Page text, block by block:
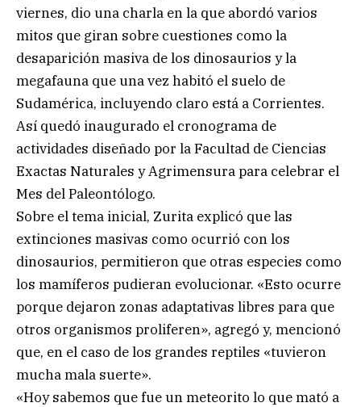
viernes, dio una charla en la que abordó varios
mitos que giran sobre cuestiones como la
desaparición masiva de los dinosaurios y la
megafauna que una vez habitó el suelo de
Sudamérica, incluyendo claro está a Corrientes.
Así quedó inaugurado el cronograma de
actividades diseñado por la Facultad de Ciencias
Exactas Naturales y Agrimensura para celebrar el
Mes del Paleontólogo.
Sobre el tema inicial, Zurita explicó que las
extinciones masivas como ocurrió con los
dinosaurios, permitieron que otras especies como
los mamíferos pudieran evolucionar. «Esto ocurre
porque dejaron zonas adaptativas libres para que
otros organismos proliferen», agregó y, mencionó
que, en el caso de los grandes reptiles «tuvieron
mucha mala suerte».
«Hoy sabemos que fue un meteorito lo que mató a